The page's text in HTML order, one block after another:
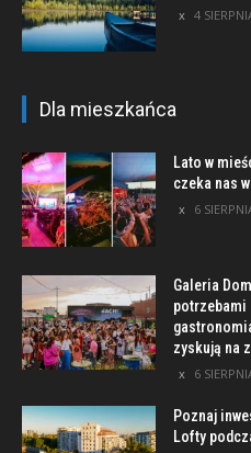
4
Dla mieszkańca
Lato w
czeka nas
6
Galeria
potrzebami
zyskują na
6
Poznaj
Lofty